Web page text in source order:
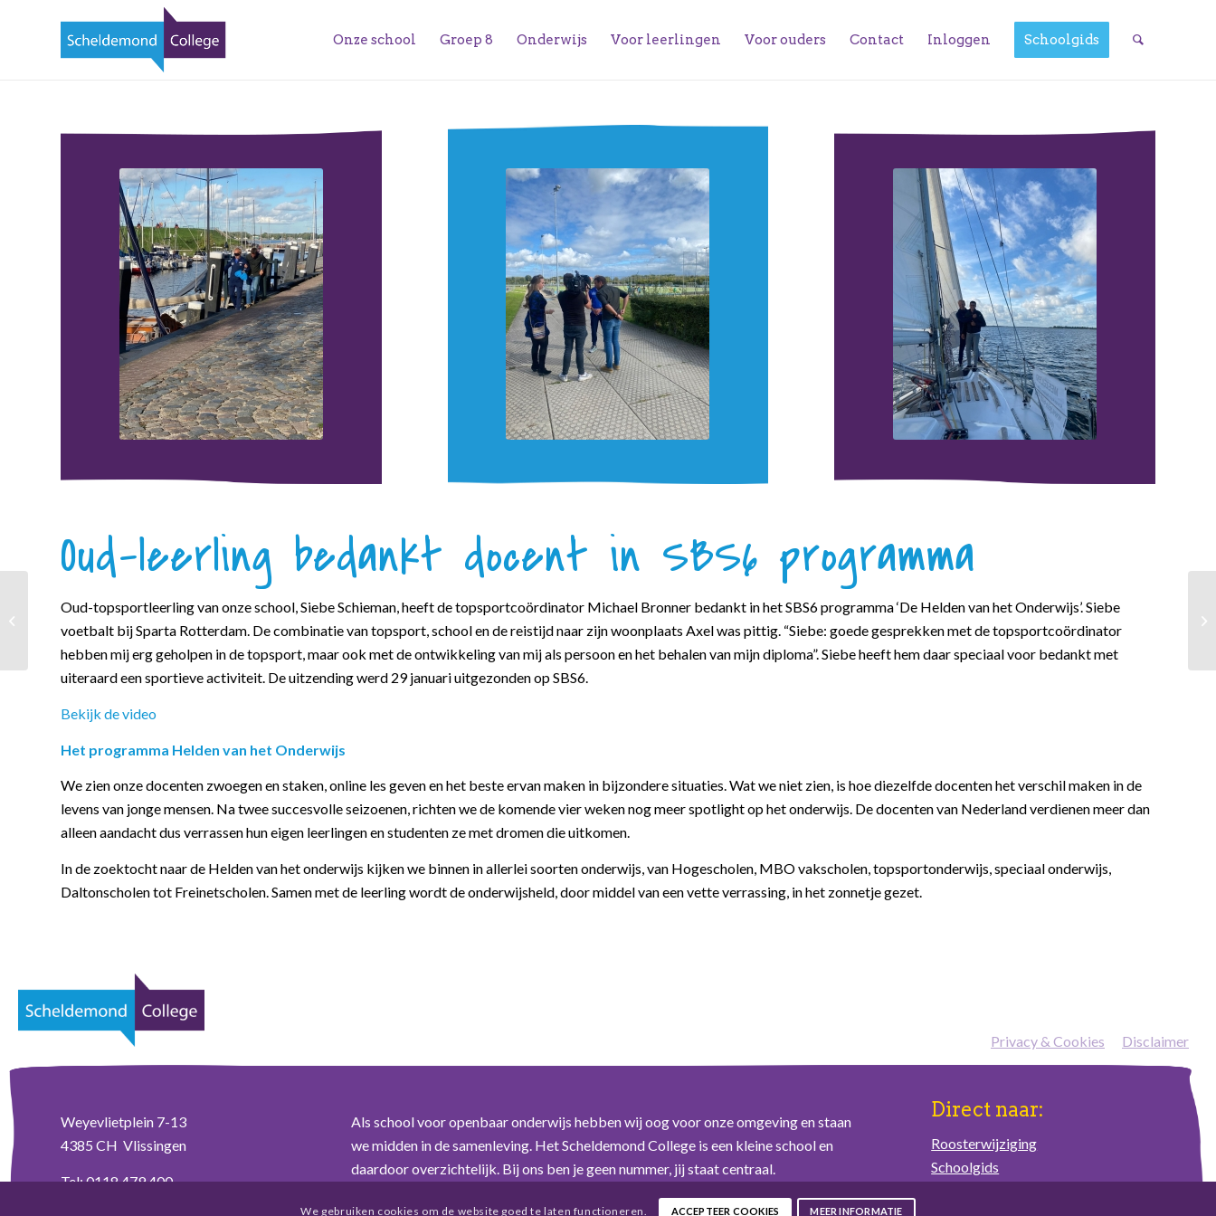
Onze school Groep 8 Onderwijs Voor leerlingen Voor ouders Contact Inloggen Schoolgids
Oud-leerling bedankt docent in SBS6 programma
Oud-topsportleerling van onze school, Siebe Schieman, heeft de topsportcoördinator Michael Bronner bedankt in het SBS6 programma ‘De Helden van het Onderwijs’. Siebe
voetbalt bij Sparta Rotterdam. De combinatie van topsport, school en de reistijd naar zijn woonplaats Axel was pittig. “Siebe: goede gesprekken met de topsportcoördinator
hebben mij erg geholpen in de topsport, maar ook met de ontwikkeling van mij als persoon en het behalen van mijn diploma”. Siebe heeft hem daar speciaal voor bedankt met
uiteraard een sportieve activiteit. De uitzending werd 29 januari uitgezonden op SBS6.
Bekijk de video
Het programma Helden van het Onderwijs
We zien onze docenten zwoegen en staken, online les geven en het beste ervan maken in bijzondere situaties. Wat we niet zien, is hoe diezelfde docenten het verschil maken in de
levens van jonge mensen. Na twee succesvolle seizoenen, richten we de komende vier weken nog meer spotlight op het onderwijs. De docenten van Nederland verdienen meer dan
alleen aandacht dus verrassen hun eigen leerlingen en studenten ze met dromen die uitkomen.
In de zoektocht naar de Helden van het onderwijs kijken we binnen in allerlei soorten onderwijs, van Hogescholen, MBO vakscholen, topsportonderwijs, speciaal onderwijs,
Daltonscholen tot Freinetscholen. Samen met de leerling wordt de onderwijsheld, door middel van een vette verrassing, in het zonnetje gezet.
Privacy & Cookies Disclaimer
Weyevlietplein 7-13
4385 CH Vlissingen
Tel:0118 479 400
Als school voor openbaar onderwijs hebben wij oog voor onze omgeving en staan
we midden in de samenleving. Het Scheldemond College is een kleine school en
daardoor overzichtelijk. Bij ons ben je geen nummer, jij staat centraal.
Direct naar:
Roosterwijziging
Schoolgids
Biologie olympiade
We gebruiken cookies om de website goed te laten functioneren. ACCEPTEER COOKIES MEER INFORMATIE